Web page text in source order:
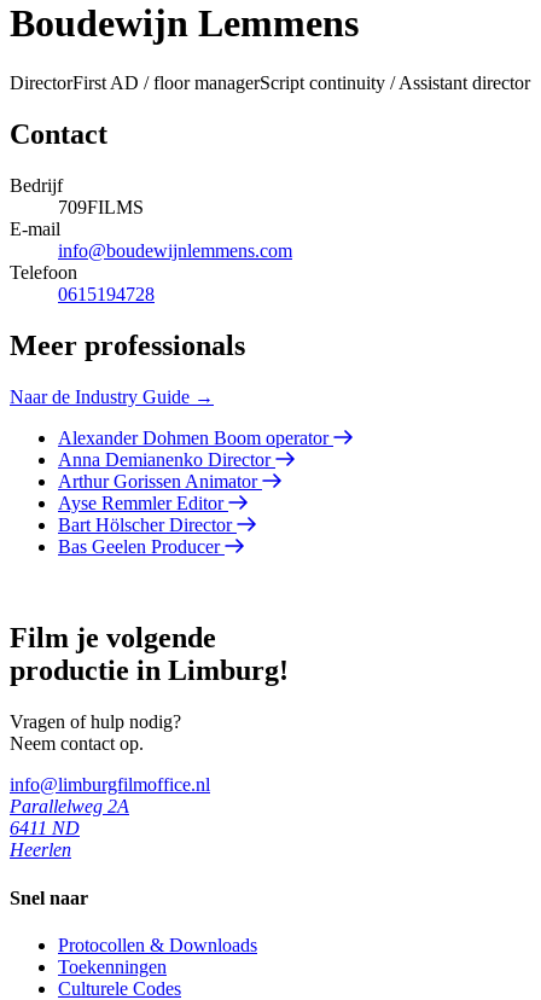
Boudewijn Lemmens
DirectorFirst AD / floor managerScript continuity / Assistant director
Contact
Bedrijf
709FILMS
E-mail
info@boudewijnlemmens.com
Telefoon
0615194728
Meer professionals
Naar de Industry Guide →
Alexander Dohmen Boom operator
Anna Demianenko Director
Arthur Gorissen Animator
Ayse Remmler Editor
Bart Hölscher Director
Bas Geelen Producer
Film je volgende
productie in Limburg!
Vragen of hulp nodig?
Neem contact op.
info@limburgfilmoffice.nl
Parallelweg 2A
6411 ND
Heerlen
Snel naar
Protocollen & Downloads
Toekenningen
Culturele Codes